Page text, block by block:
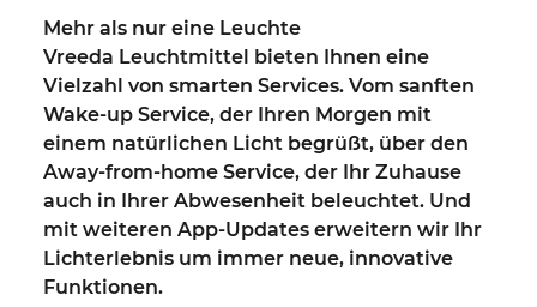
Mehr als nur eine Leuchte
Vreeda Leuchtmittel bieten Ihnen eine
Vielzahl von smarten Services. Vom sanften
Wake-up Service, der Ihren Morgen mit
einem natürlichen Licht begrüßt, über den
Away-from-home Service, der Ihr Zuhause
auch in Ihrer Abwesenheit beleuchtet. Und
mit weiteren App-Updates erweitern wir Ihr
Lichterlebnis um immer neue, innovative
Funktionen.